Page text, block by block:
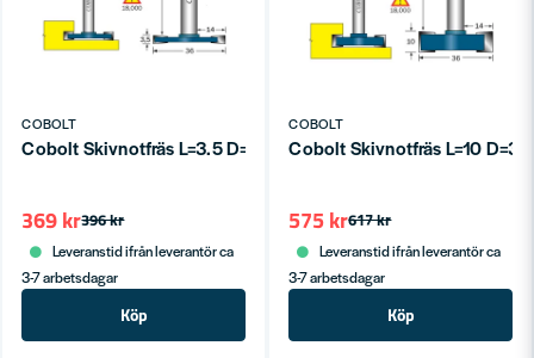
COBOLT
Cobolt Skivnotfräs L=3.5 D=36 S=8
396 kr
369 kr
Leveranstid ifrån leverantör ca
3-7 arbetsdagar
Köp
COBOLT
Cobolt Skivnotfräs L=10 D=36
617 kr
575 kr
Leveranstid ifrån leverantör ca
3-7 arbetsdagar
Köp